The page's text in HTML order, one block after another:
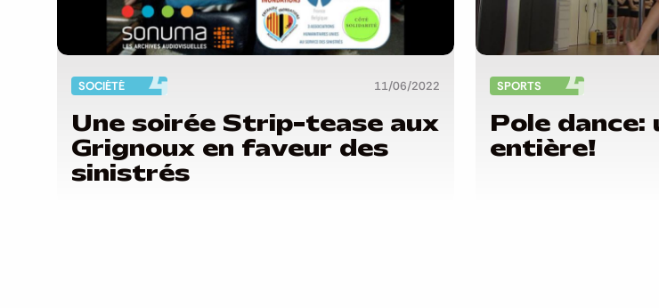
SOCIÉTÉ 11/06/2022
Une soirée Strip-tease aux
Grignoux en faveur des
sinistrés
SPORTS
Pole
entière!